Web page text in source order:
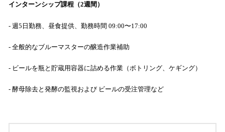
インターンシップ課程（2週間）
- 週5日勤務、昼食提供、勤務時間 09:00〜17:00
- 全般的なブルーマスターの醸造作業補助
- ビールを瓶と貯蔵用容器に詰める作業（ボトリング、ケギング）
- 酵母除去と発酵の監視および ビールの受注管理など